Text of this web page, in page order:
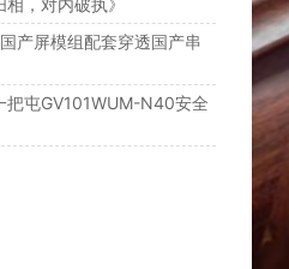
相，对内破执》
产屏模组配套穿透国产串
把屯GV101WUM-N40安全